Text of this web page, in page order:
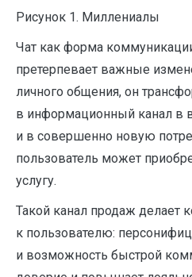
Рисунок 1. Миллениалы
Чат как форма
претерпевает важные
личного общения, он
в информационный канал в
и в совершенно новую
пользователь может
услугу.
Такой канал продаж делает
к пользователю:
и возможность быстрой